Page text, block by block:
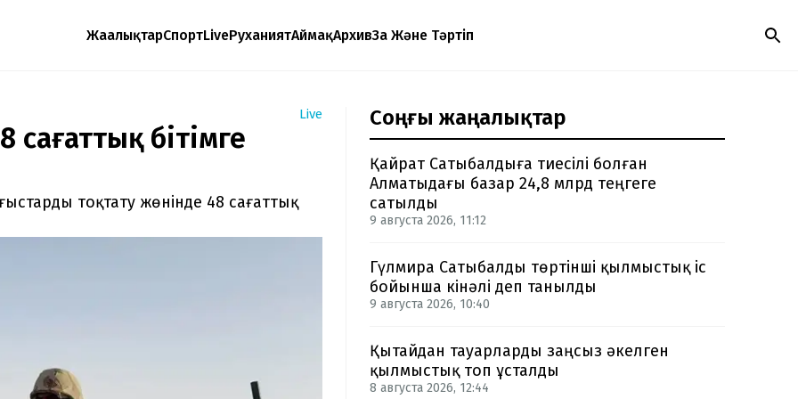
ЖаңалықтарСпортLiveРуханиятАймақАрхивЗаң Және Тәртіп
Live
сағаттық бітімге
тоқтату жөнінде 48 сағаттық
Соңғы жаңалықтар
Қайрат Сатыбалдыға тиесілі болған
Алматыдағы базар 24,8 млрд теңгеге
сатылды
9 августа 2026, 11:12
Гүлмира Сатыбалды төртінші қылмыстық іс
бойынша кінәлі деп танылды
9 августа 2026, 10:40
Қытайдан тауарларды заңсыз әкелген
қылмыстық топ ұсталды
8 августа 2026, 12:44